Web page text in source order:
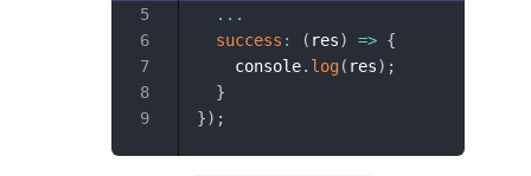
...
success : ( res) => {
    console
. log( res) ;
}
}) ;